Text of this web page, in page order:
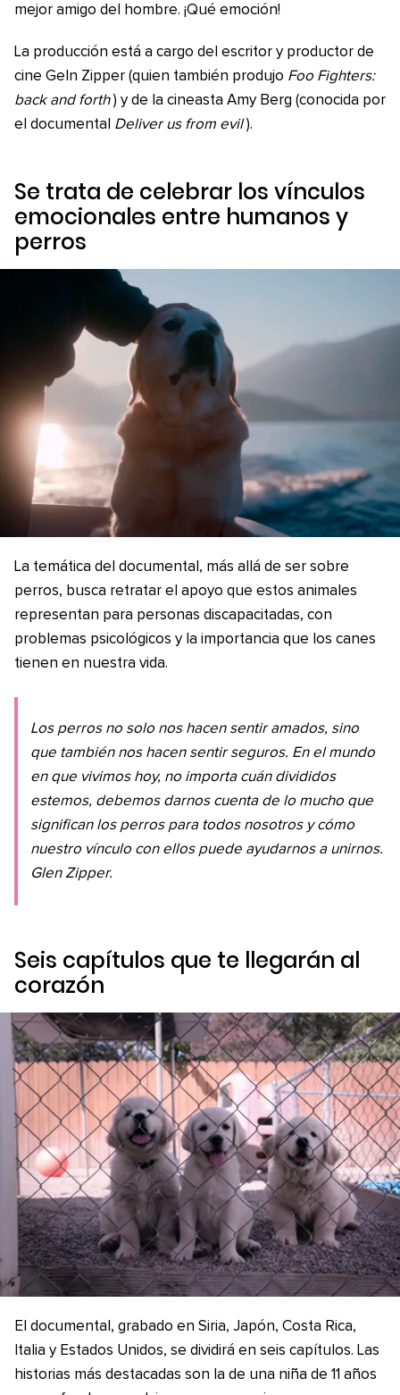
mejor amigo del hombre. ¡Qué emoción!
La producción está a cargo del escritor y productor de
cine Geln Zipper (quien también produjo Foo Fighters:
back and forth ) y de la cineasta Amy Berg (conocida por
el documental Deliver us from evil ).
Se trata de celebrar los vínculos
emocionales entre humanos y
perros
La temática del documental, más allá de ser sobre
perros, busca retratar el apoyo que estos animales
representan para personas discapacitadas, con
problemas psicológicos y la importancia que los canes
tienen en nuestra vida.
Los perros no solo nos hacen sentir amados, sino
que también nos hacen sentir seguros. En el mundo
en que vivimos hoy, no importa cuán divididos
estemos, debemos darnos cuenta de lo mucho que
significan los perros para todos nosotros y cómo
nuestro vínculo con ellos puede ayudarnos a unirnos.
Glen Zipper.
Seis capítulos que te llegarán al
corazón
El documental, grabado en Siria, Japón, Costa Rica,
Italia y Estados Unidos, se dividirá en seis capítulos. Las
historias más destacadas son la de una niña de 11 años